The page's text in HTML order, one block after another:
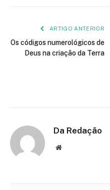
ARTIGO ANTERIOR
Os códigos numerológicos de
Deus na criação da Terra
Da Redação
Site